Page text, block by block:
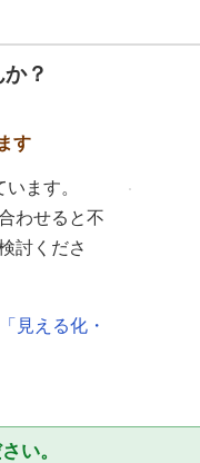
？
す
ます。
わせると不
討くださ
見える化・
い。